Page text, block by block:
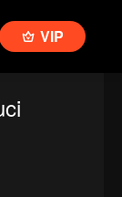
VIP